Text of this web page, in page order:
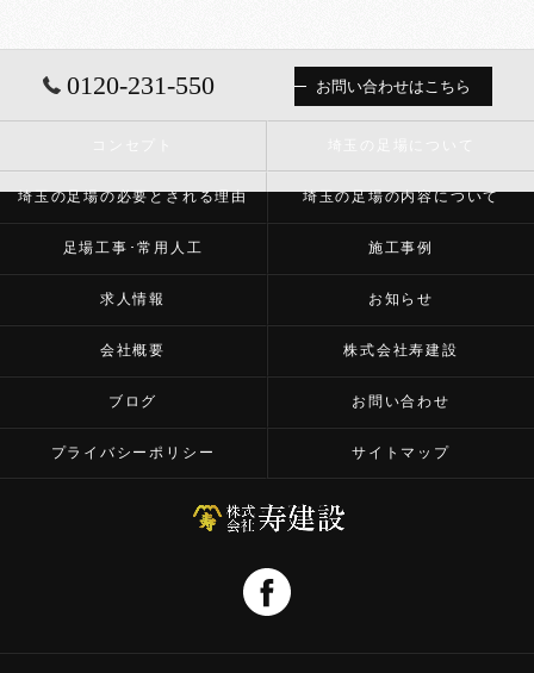
0120-231-550 お問い合わせはこちら
埼玉の足場の必要とされる理由 埼玉の足場の内容について
足場工事･常用人工 施工事例
求人情報 お知らせ
会社概要 株式会社寿建設
ブログ お問い合わせ
プライバシーポリシー サイトマップ